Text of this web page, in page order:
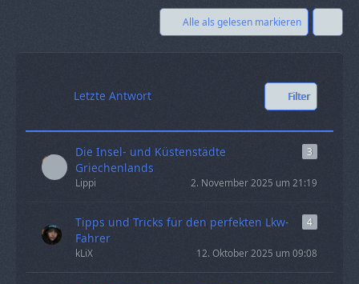
Alle als gelesen markieren
Letzte Antwort Filter
Die Insel- und Küstenstädte
Griechenlands
3
Lippi 2. November 2025 um 21:19
Tipps und Tricks für den perfekten Lkw-
Fahrer
4
kLiX 12. Oktober 2025 um 09:08